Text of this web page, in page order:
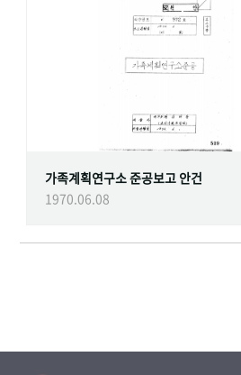
가족계획연구소 준공보고 안건
1970.06.08